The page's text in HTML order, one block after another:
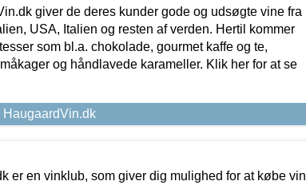
giver de deres kunder gode og udsøgte vine fra
USA, Italien og resten af verden. Hertil kommer
som bl.a. chokolade, gourmet kaffe og te,
og håndlavede karameller. Klik her for at se
er en vinklub, som giver dig mulighed for at købe vin